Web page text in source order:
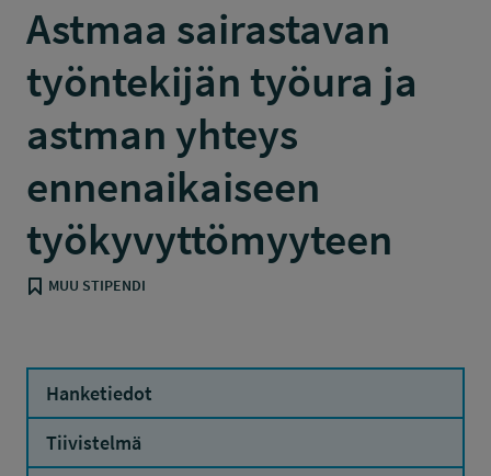
Astmaa sairastavan
työntekijän työura ja
astman yhteys
ennenaikaiseen
työkyvyttömyyteen
MUU STIPENDI
Hanketiedot
Tiivistelmä